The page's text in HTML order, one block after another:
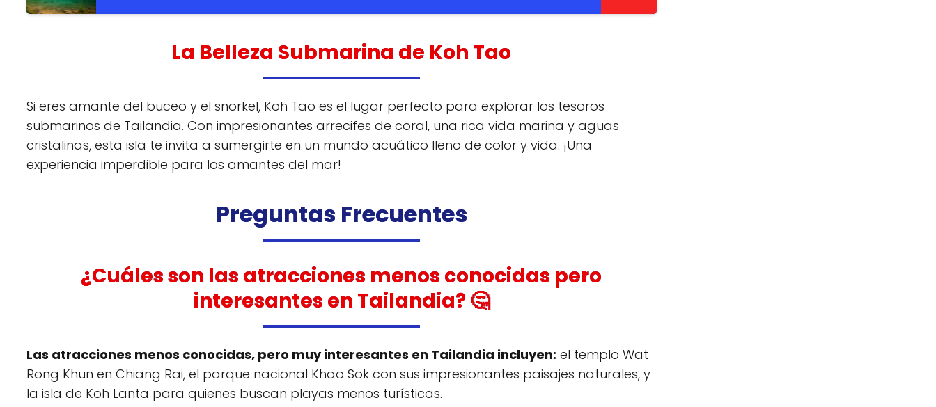
La Belleza Submarina de Koh Tao
Si eres amante del buceo y el snorkel, Koh Tao es el lugar perfecto para explorar los tesoros
submarinos de Tailandia. Con impresionantes arrecifes de coral, una rica vida marina y aguas
cristalinas, esta isla te invita a sumergirte en un mundo acuático lleno de color y vida. ¡Una
experiencia imperdible para los amantes del mar!
Preguntas Frecuentes
¿Cuáles son las atracciones menos conocidas pero
interesantes en Tailandia? 🤔
Las atracciones menos conocidas, pero muy interesantes en Tailandia incluyen: el templo Wat
Rong Khun en Chiang Rai, el parque nacional Khao Sok con sus impresionantes paisajes naturales, y
la isla de Koh Lanta para quienes buscan playas menos turísticas.